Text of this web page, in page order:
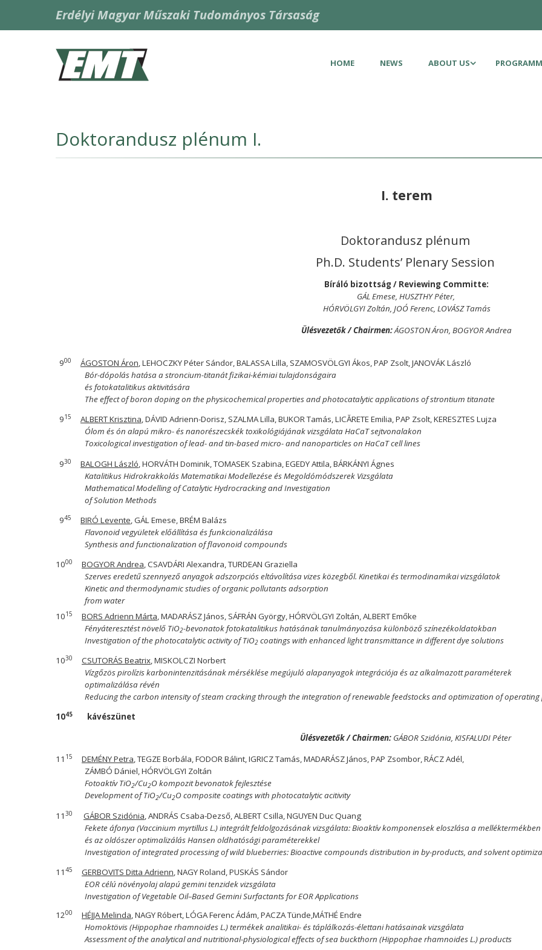
main
Erdélyi Magyar Műszaki Tudományos Társaság
Fő
navigáció
HOME NEWS ABOUT US
Doktorandusz plénum I.
I. terem
Doktorandusz plénum
Ph.D. Students’ Plenary Session
Bíráló bizottság / Reviewing Committe:
GÁL Emese, HUSZTHY Péter,
HÓRVÖLGYI Zoltán, JOÓ Ferenc, LOVÁSZ Tamás
Ülésvezetők / Chairmen:ÁGOSTON Áron, BOGYOR Andrea
900 ÁGOSTON Áron, LEHOCZKY Péter Sándor, BALASSA Lilla, SZAMOSVÖLGYI Ákos, PAP Zsolt, JANOVÁK László
Bór-dópolás hatása a stroncium-titanát fizikai-kémiai tulajdonságaira
és fotokatalitikus aktivitására
The effect of boron doping on the physicochemical properties and photocatalytic applications of strontium titanate
915 ALBERT Krisztina, DÁVID Adrienn-Dorisz, SZALMA Lilla, BUKOR Tamás, LICĂRETE Emilia, PAP Zsolt, KERESZTES Lujza
Ólom és ón alapú mikro- és nanorészecskék toxikológiájának vizsgálata HaCaT sejtvonalakon
Toxicological investigation of lead- and tin-based micro- and nanoparticles on HaCaT cell lines
930 BALOGH László, HORVÁTH Dominik, TOMASEK Szabina, EGEDY Attila, BÁRKÁNYI Ágnes
Katalitikus Hidrokrakkolás Matematikai Modellezése és Megoldómódszerek Vizsgálata
Mathematical Modelling of Catalytic Hydrocracking and Investigation
of Solution Methods
945 BIRÓ Levente, GÁL Emese, BRÉM Balázs
Flavonoid vegyületek előállítása és funkcionalizálása
Synthesis and functionalization of flavonoid compounds
1000 BOGYOR Andrea, CSAVDÁRI Alexandra, TURDEAN Graziella
Szerves eredetű szennyező anyagok adszorpciós eltávolítása vizes közegből. Kinetikai és termodinamikai vizsgálatok
Kinetic and thermodynamic studies of organic pollutants adsorption
from water
1015 BORS Adrienn Márta, MADARÁSZ János, SÁFRÁN György, HÓRVÖLGYI Zoltán, ALBERT Emőke
Fényáteresztést növelő TiO2-bevonatok fotokatalitikus hatásának tanulmányozása különböző színezékoldatokban
Investigation of the photocatalytic activity of TiO2 coatings with enhanced light transmittance in different dye solutions
1030 CSUTORÁS Beatrix, MISKOLCZI Norbert
Vízgőzös pirolízis karbonintenzitásának mérséklése megújuló alapanyagok integrációja és az alkalmazott paraméterek
optimalizálása révén
Reducing the carbon intensity of steam cracking through the integration of renewable feedstocks and optimization of
1045
kávészünet
Ülésvezetők / Chairmen:GÁBOR Szidónia, KISFALUDI Péter
11 15 DEMÉNY Petra, TEGZE Borbála, FODOR Bálint, IGRICZ Tamás, MADARÁSZ János, PAP Zsombor, RÁCZ Adél,
ZÁMBÓ Dániel, HÓRVÖLGYI Zoltán
Fotoaktív TiO2/Cu2O kompozit bevonatok fejlesztése
Development of TiO2/Cu2O composite coatings with photocatalytic acitivity
11 30 GÁBOR Szidónia, ANDRÁS Csaba-Dezső, ALBERT Csilla, NGUYEN Duc Quang
Fekete áfonya (Vaccinium myrtillus L.) integrált feldolgozásának vizsgálata: Bioaktív komponensek eloszlása a melléktermékben
és az oldószer optimalizálás Hansen oldhatósági paraméterekkel
Investigation of integrated processing of wild blueberries: Bioactive compounds distribution in by-products, and solvent
11 45 GERBOVITS Ditta Adrienn, NAGY Roland, PUSKÁS Sándor
EOR célú növényolaj alapú gemini tenzidek vizsgálata
Investigation of Vegetable Oil–Based Gemini Surfactants for EOR Applications
1200 HÉJJA Melinda, NAGY Róbert, LÓGA Ferenc Ádám, PACZA Tünde,MÁTHÉ Endre
Homoktövis (Hippophae rhamnoides L.) termékek analitikai- és táplálkozás-élettani hatásainak vizsgálata
Assessment of the analytical and nutritional-physiological effects of sea buckthorn (Hippophae rhamnoides L.) products